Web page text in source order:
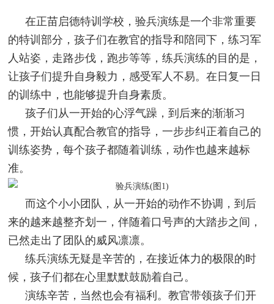
在正苗启德特训学校，验兵演练是一个非常重要
的特训部分，孩子们在教官的指导和陪同下，练习军
人站姿，走路步伐，跑步等等，练兵演练的目的是，
让孩子们提升自身毅力，感受军人不易。在日复一日
的训练中，也能够提升自身素质。
孩子们从一开始的心浮气躁，到后来的渐渐习
惯，开始认真配合教官的指导，一步步纠正着自己的
训练姿势，每个孩子都随着训练，动作也越来越标
准。
而这个小小团队，从一开始的动作不协调，到后
来的越来越整齐划一，伴随着口号声的大踏步之间，
已然走出了团队的威风凛凛。
练兵演练无疑是辛苦的，在接近体力的极限的时
候，孩子们都在心里默默鼓励着自己。
演练辛苦，当然也会有福利。教官带领孩子们开